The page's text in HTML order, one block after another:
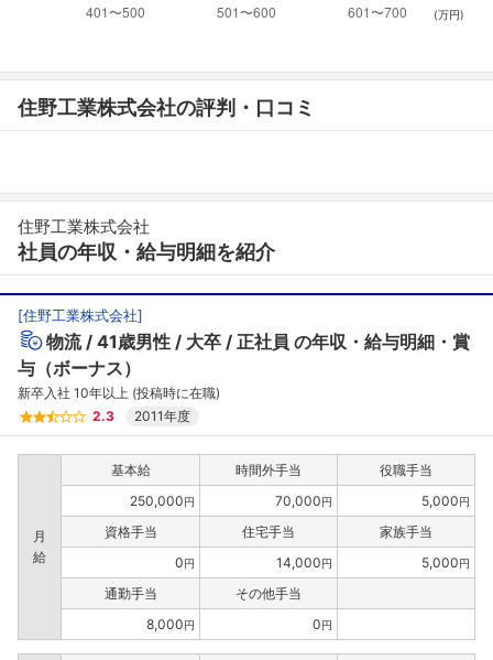
(万円)
住野工業株式会社の評判・口コミ
住野工業株式会社
社員の年収・給与明細を紹介
[住野工業株式会社]
物流 41歳男性 大卒 正社員 の年収・給与明細・賞
与（ボーナス）
新卒入社 10年以上 (投稿時に在職)
2.3
2011年度
月
給
基本給 時間外手当
役職手当
250,000円 70,000円 5,000円
資格手当 住宅手当
家族手当
0円 14,000円 5,000円
通勤手当
その他手当
8,000円 0円